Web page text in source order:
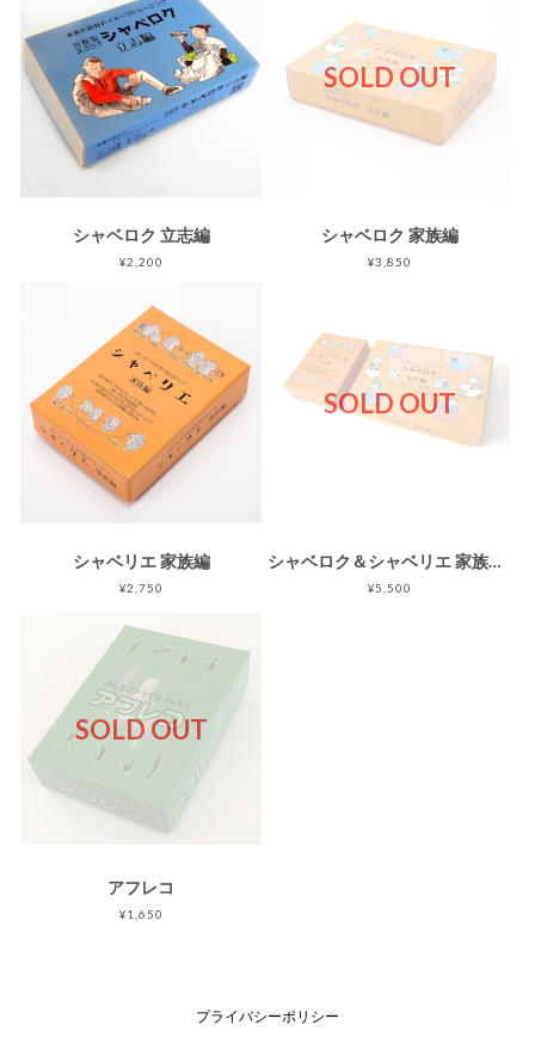
シャベロク 立志編
¥2,200
SOLD OUT
シャベロク 家族編
¥3,850
シャベリエ 家族編
¥2,750
SOLD OUT
シャベロク＆シャベリエ 家族編セット
¥5,500
SOLD OUT
アフレコ
¥1,650
プライバシーポリシー